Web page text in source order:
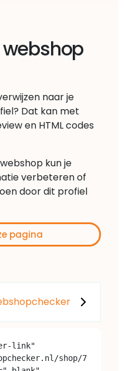
naar je
Dat kan met
en HTML codes
kun je
verbeteren of
door dit profiel
pagina
link"
shop/7